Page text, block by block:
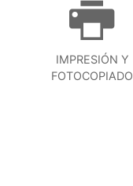
IMPRESIÓN Y
FOTOCOPIADO